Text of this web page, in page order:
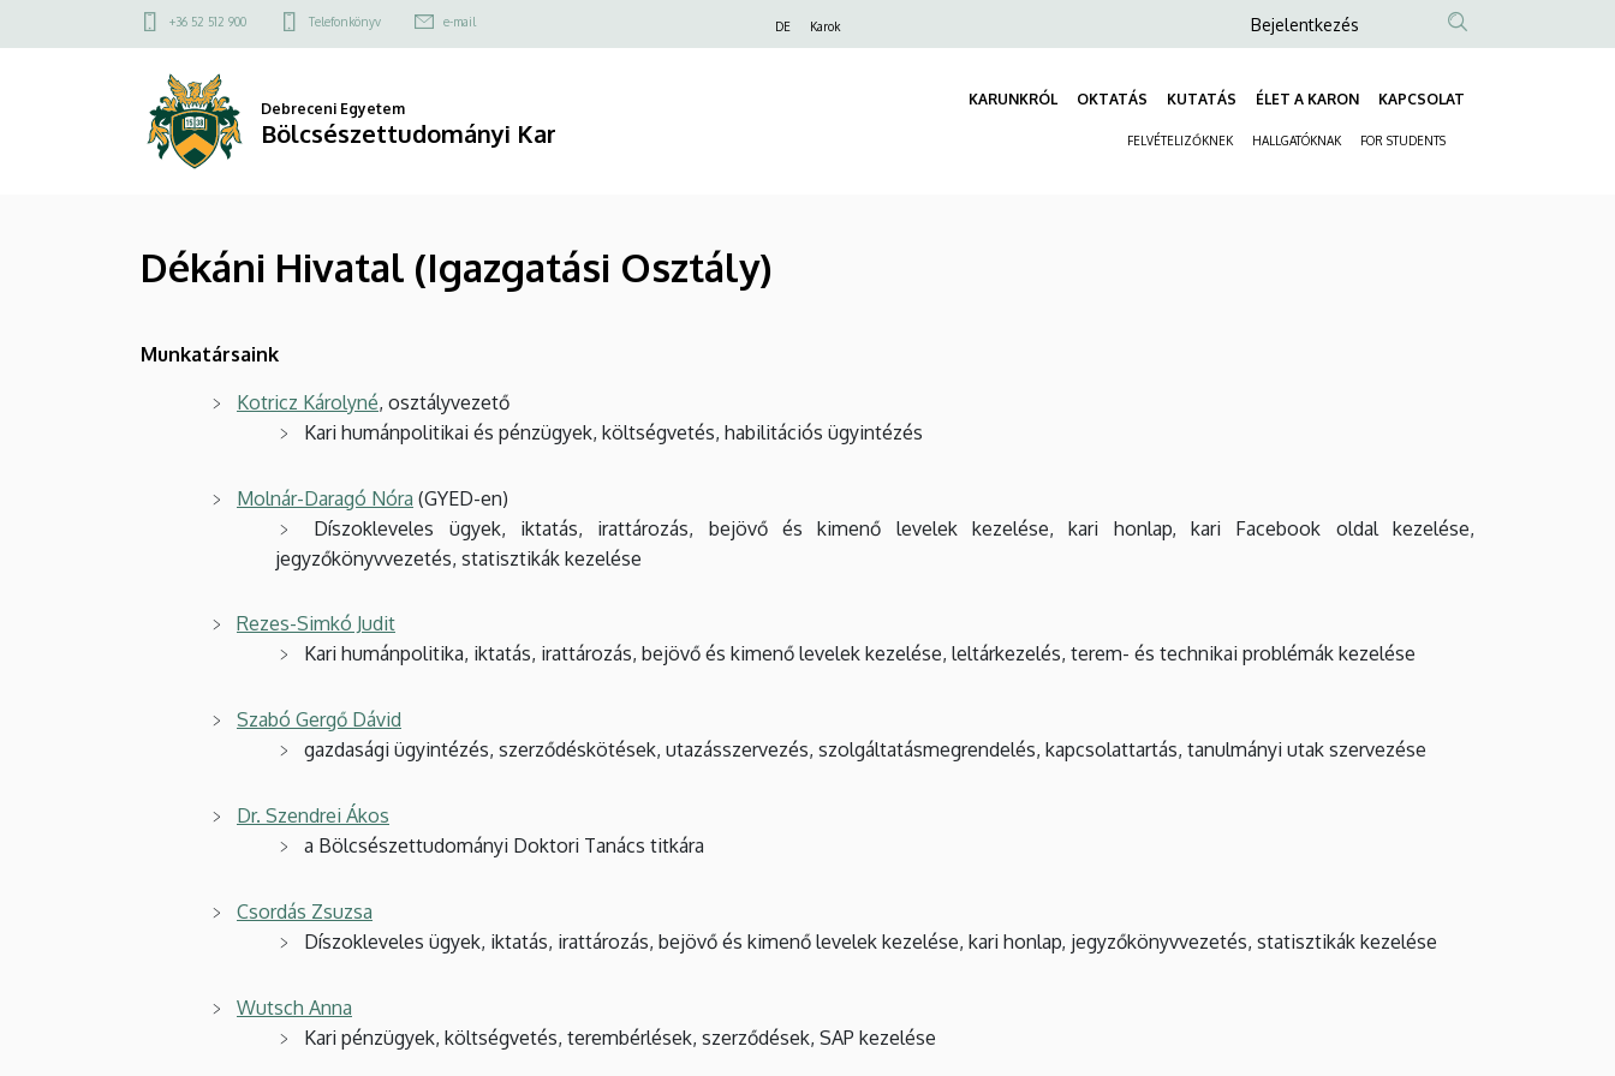
(Igazgatási
Bölcsészettudományi
a
Felső
menü
+36 52 512 900 Telefonkönyv e-mail DE Karok
Anonim
fiók
menüje
Bejelentkezés
Debreceni Egyetem
Bölcsészettudományi Kar
KARUNKRÓL OKTATÁS KUTATÁS ÉLET A KARON KAPCSOLAT
FELVÉTELIZŐKNEK HALLGATÓKNAK FOR STUDENTS
Dékáni Hivatal (Igazgatási Osztály)
Munkatársaink
Kotricz Károlyné, osztályvezető
Kari humánpolitikai és pénzügyek, költségvetés, habilitációs ügyintézés
Molnár-Daragó Nóra (GYED-en)
Díszokleveles ügyek, iktatás, irattározás, bejövő és kimenő levelek kezelése, kari honlap, kari Facebook oldal kezelése,
jegyzőkönyvvezetés, statisztikák kezelése
Rezes-Simkó Judit
Kari humánpolitika, iktatás, irattározás, bejövő és kimenő levelek kezelése, leltárkezelés, terem- és technikai problémák kezelése
Szabó Gergő Dávid
gazdasági ügyintézés, szerződéskötések, utazásszervezés, szolgáltatásmegrendelés, kapcsolattartás, tanulmányi utak szervezése
Dr. Szendrei Ákos
a Bölcsészettudományi Doktori Tanács titkára
Csordás Zsuzsa
Díszokleveles ügyek, iktatás, irattározás, bejövő és kimenő levelek kezelése, kari honlap, jegyzőkönyvvezetés, statisztikák kezelése
Wutsch Anna
Kari pénzügyek, költségvetés, terembérlések, szerződések, SAP kezelése